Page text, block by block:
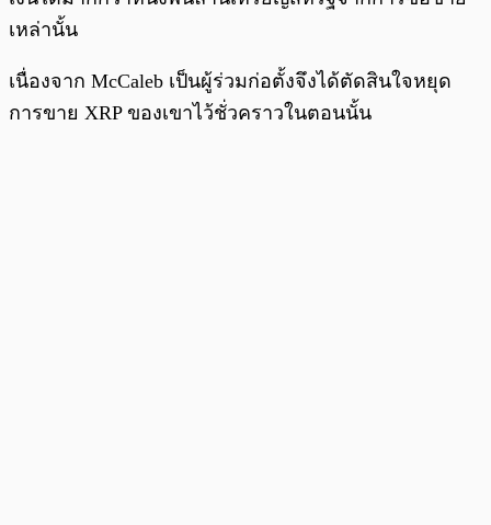
เหล่านั้น
เนื่องจาก McCaleb เป็นผู้ร่วมก่อตั้งจึงได้ตัดสินใจหยุด
การขาย XRP ของเขาไว้ชั่วคราวในตอนนั้น